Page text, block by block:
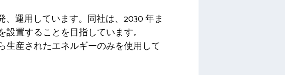
運用しています。同社は、2030 年ま
置することを目指しています。
生産されたエネルギーのみを使用して